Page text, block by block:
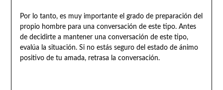
Por lo tanto, es muy importante el grado de preparación del
propio hombre para una conversación de este tipo. Antes
de decidirte a mantener una conversación de este tipo,
evalúa la situación. Si no estás seguro del estado de ánimo
positivo de tu amada, retrasa la conversación.